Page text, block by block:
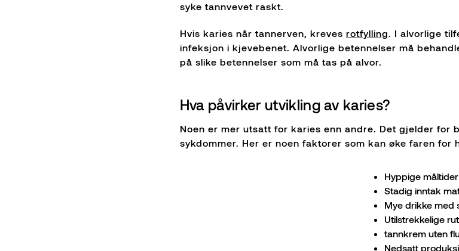
syke tannvevet raskt.
Hvis karies når tannerven, kreves rotfylling. I alvorlige
infeksjon i kjevebenet. Alvorlige betennelser må
på slike betennelser som må tas på alvor.
Hva påvirker utvikling av karies?
Noen er mer utsatt for karies enn andre. Det gjelder for
sykdommer. Her er noen faktorer som kan øke faren for
Hyppige
Stadig inntak
Mye drikke med
Utilstrekkelige
tannkrem uten
Nedsatt